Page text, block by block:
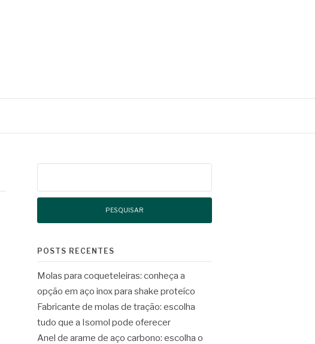
POSTS RECENTES
Molas para coqueteleiras: conheça a
opção em aço inox para shake proteíco
Fabricante de molas de tração: escolha
tudo que a Isomol pode oferecer
Anel de arame de aço carbono: escolha o